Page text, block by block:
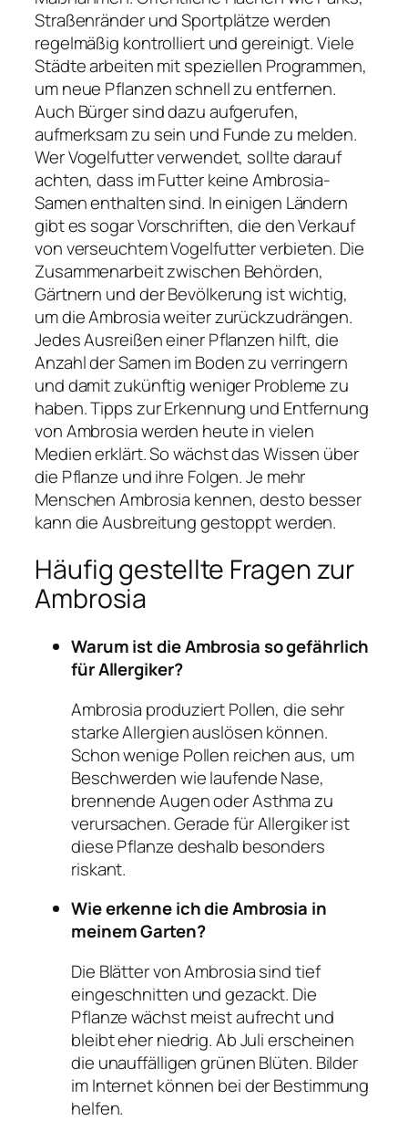
Straßenränder und Sportplätze werden
regelmäßig kontrolliert und gereinigt. Viele
Städte arbeiten mit speziellen Programmen,
um neue Pflanzen schnell zu entfernen.
Auch Bürger sind dazu aufgerufen,
aufmerksam zu sein und Funde zu melden.
Wer Vogelfutter verwendet, sollte darauf
achten, dass im Futter keine Ambrosia-
Samen enthalten sind. In einigen Ländern
gibt es sogar Vorschriften, die den Verkauf
von verseuchtem Vogelfutter verbieten. Die
Zusammenarbeit zwischen Behörden,
Gärtnern und der Bevölkerung ist wichtig,
um die Ambrosia weiter zurückzudrängen.
Jedes Ausreißen einer Pflanzen hilft, die
Anzahl der Samen im Boden zu verringern
und damit zukünftig weniger Probleme zu
haben. Tipps zur Erkennung und Entfernung
von Ambrosia werden heute in vielen
Medien erklärt. So wächst das Wissen über
die Pflanze und ihre Folgen. Je mehr
Menschen Ambrosia kennen, desto besser
kann die Ausbreitung gestoppt werden.
Häufig gestellte Fragen zur
Ambrosia
Warum ist die Ambrosia so gefährlich
für Allergiker?
Ambrosia produziert Pollen, die sehr
starke Allergien auslösen können.
Schon wenige Pollen reichen aus, um
Beschwerden wie laufende Nase,
brennende Augen oder Asthma zu
verursachen. Gerade für Allergiker ist
diese Pflanze deshalb besonders
riskant.
Wie erkenne ich die Ambrosia in
meinem Garten?
Die Blätter von Ambrosia sind tief
eingeschnitten und gezackt. Die
Pflanze wächst meist aufrecht und
bleibt eher niedrig. Ab Juli erscheinen
die unauffälligen grünen Blüten. Bilder
im Internet können bei der Bestimmung
helfen.